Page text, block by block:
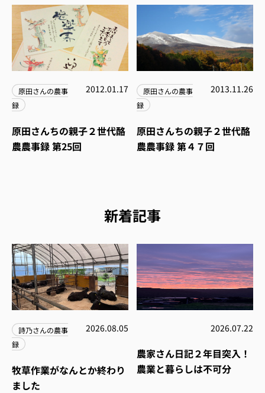
原田さんの農事
録
2012.01.17
原田さんちの親子２世代酪
農農事録 第25回
原田さんの農事
録
2013.11.26
原田さんちの親子２世代酪
農農事録 第４７回
新着記事
詩乃さんの農事
録
2026.08.05
牧草作業がなんとか終わり
ました
2026.07.22
農家さん日記２年目突入！
農業と暮らしは不可分